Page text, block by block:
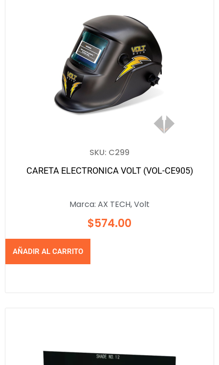
SKU: C299
CARETA ELECTRONICA VOLT (VOL-CE905)
Marca: AX TECH,Volt
$574.00
AÑADIR AL CARRITO